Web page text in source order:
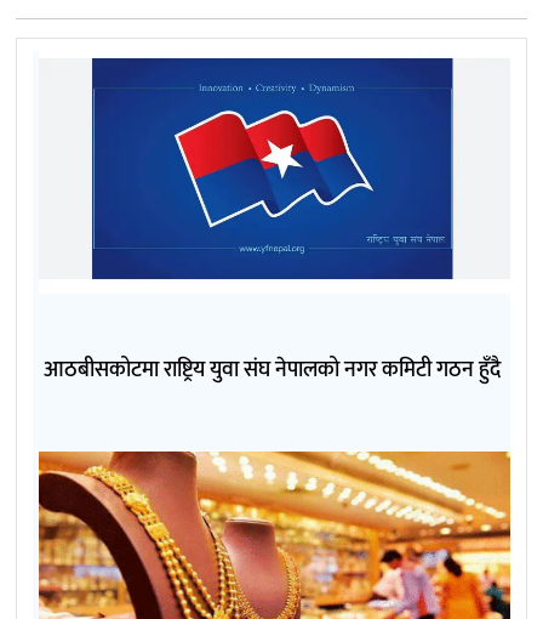
आठबीसकोटमा राष्ट्रिय युवा संघ नेपालको नगर कमिटी गठन हुँदै